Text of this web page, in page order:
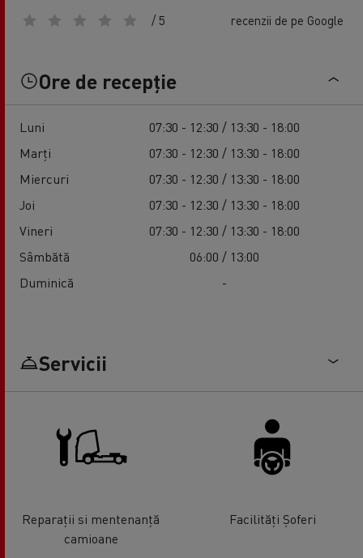
/ 5 recenzii de pe Google
Ore de recepție
Luni
07:30 - 12:30 / 13:30 - 18:00
Marți
07:30 - 12:30 / 13:30 - 18:00
Miercuri
07:30 - 12:30 / 13:30 - 18:00
Joi
07:30 - 12:30 / 13:30 - 18:00
Vineri
07:30 - 12:30 / 13:30 - 18:00
Sâmbătă
06:00 / 13:00
Duminică
-
Servicii
Reparații si mentenanță
camioane
Facilități Șoferi